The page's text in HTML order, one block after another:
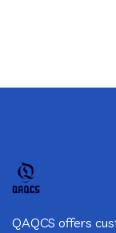
QAQCS offers